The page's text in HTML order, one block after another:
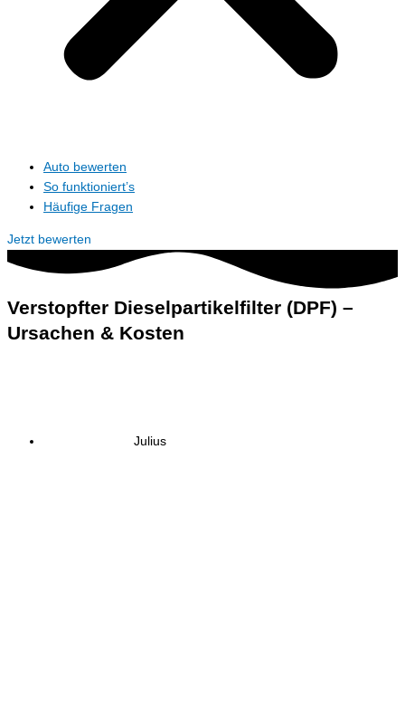
Auto bewerten
So funktioniert’s
Häufige Fragen
Jetzt bewerten
Verstopfter Dieselpartikelfilter (DPF) –
Ursachen & Kosten
Julius